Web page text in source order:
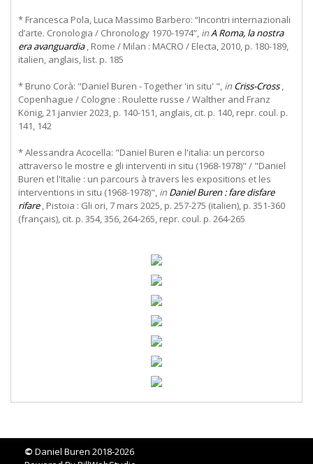
* Francesca Pola, Luca Massimo Barbero: “Incontri internazionali
d’arte. Cronologia / Chronology 1970-1974”, inA Roma, la nostra
era avanguardia, Rome / Milan : MACRO / Electa, 2010, p. 180-189,
italien, anglais, list. p. 185
* Bruno Corà: "Daniel Buren - Together 'in situ' ", in Criss-Cross,
Copenhague / Cologne : Roulette russe / Walther and Franz
König, 21 janvier 2023, p. 140-151, anglais, cit. p. 140, repr. coul. p.
141, 142
* Alessandra Acocella: "Daniel Buren e l'italia: un percorso
attraverso le mostre e gli interventi in situ (1968-1978)" / "Daniel
Buren et l'Italie : un parcours à travers les expositions et les
interventions in situ (1968-1978)", in Daniel Buren : fare disfare
rifare, Pistoia : Gli ori, 7 mars 2025, p. 257-275 (italien), p. 351-360
(français), cit. p. 354, 356, 264-265, repr. coul. p. 264-265
© Daniel Buren 2018-2026